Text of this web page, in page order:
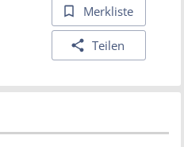
Merkliste
Teilen